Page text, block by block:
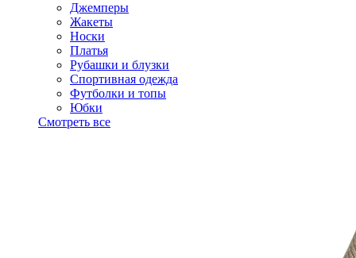
Джемперы
Жакеты
Носки
Платья
Рубашки и блузки
Спортивная одежда
Футболки и топы
Юбки
Смотреть все